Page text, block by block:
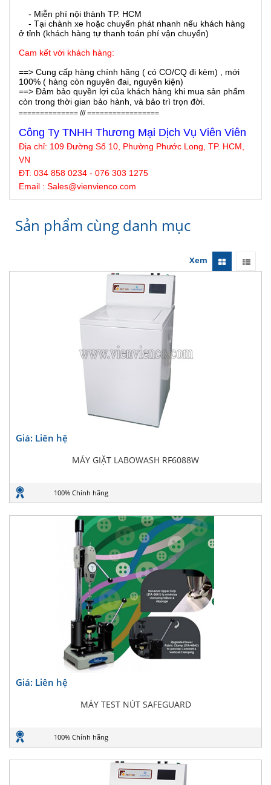
- Miễn phí nội thành TP. HCM
- Tại chành xe hoặc chuyển phát nhanh nếu khách hàng
ở tỉnh (khách hàng tự thanh toán phí vận chuyển)
Cam kết với khách hàng:
==> Cung cấp hàng chính hãng ( có CO/CQ đi kèm) , mới
100% ( hàng còn nguyên đai, nguyên kiện)
==> Đảm bảo quyền lợi của khách hàng khi mua sản phẩm
còn trong thời gian bảo hành, và bảo trì trọn đời.
============== /// =================
Công Ty TNHH Thương Mại Dịch Vụ Viên Viên
Địa chỉ: 109 Đường Số 10, Phường Phước Long, TP. HCM,
VN
ĐT: 034 858 0234 - 076 303 1275
Email : Sales@vienvienco .com
Sản phẩm cùng danh mục
Xem
Giá: Liên hệ
MÁY GIẶT LABOWASH RF6088W
100% Chính hãng
Giá: Liên hệ
MÁY TEST NÚT SAFEGUARD
100% Chính hãng